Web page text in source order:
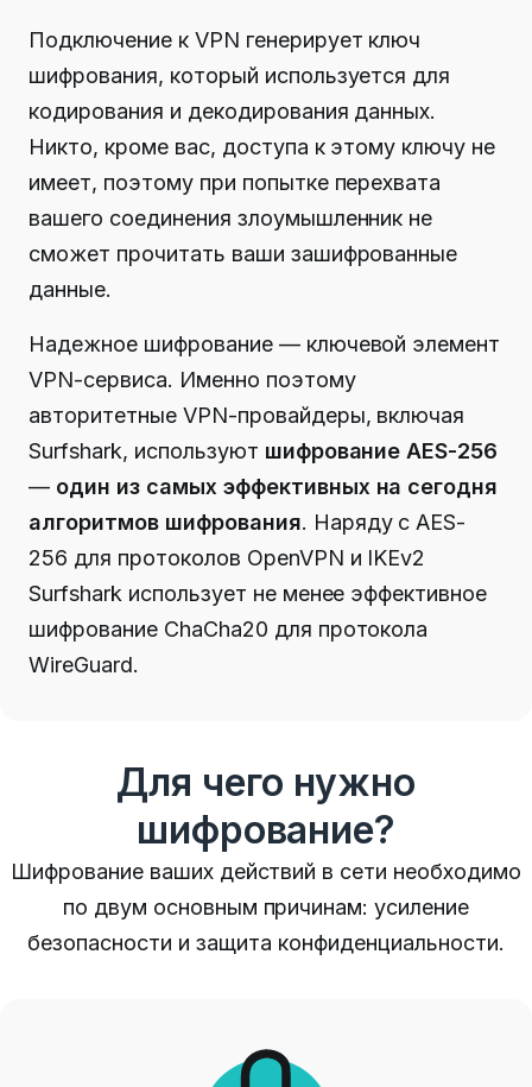
Подключение к VPN генерирует ключ
шифрования, который используется для
кодирования и декодирования данных.
Никто, кроме вас, доступа к этому ключу не
имеет, поэтому при попытке перехвата
вашего соединения злоумышленник не
сможет прочитать ваши зашифрованные
данные.
Надежное шифрование — ключевой элемент
VPN-сервиса. Именно поэтому
авторитетные VPN-провайдеры, включая
Surfshark, используют шифрование AES-256
— один из самых эффективных на сегодня
алгоритмов шифрования. Наряду с AES-
256 для протоколов OpenVPN и IKEv2
Surfshark использует не менее эффективное
шифрование ChaCha20 для протокола
WireGuard.
Для чего нужно
шифрование?
Шифрование ваших действий в сети необходимо
по двум основным причинам: усиление
безопасности и защита конфиденциальности.